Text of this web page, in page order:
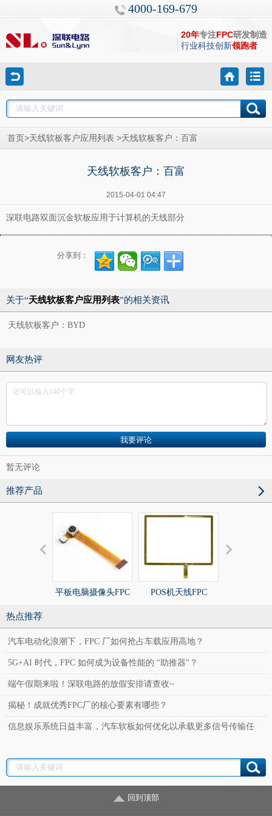
4000-169-679
20年专注FPC研发制造
行业科技创新领跑者
首页 >天线软板客户应用列表 >天线软板客户：百富
天线软板客户：百富
2015-04-01 04:47
深联电路双面沉金软板应用于计算机的天线部分
分享到：
关于“天线软板客户应用列表”的相关资讯
天线软板客户：BYD
网友热评
暂无评论
推荐产品
平板电脑摄像头FPC POS机天线FPC
热点推荐
汽车电动化浪潮下，FPC 厂如何抢占车载应用高地？
5G+AI 时代，FPC 如何成为设备性能的 “助推器”？
端午假期来啦！深联电路的放假安排请查收~
揭秘！成就优秀FPC厂的核心要素有哪些？
信息娱乐系统日益丰富，汽车软板如何优化以承载更多信号传输任
回到顶部